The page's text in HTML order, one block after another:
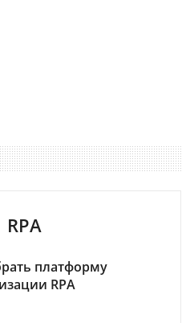
RPA
платформу
RPA